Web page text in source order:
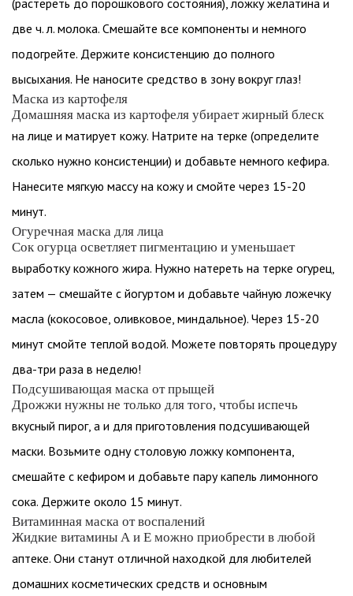
(растереть до порошкового состояния), ложку желатина и
две ч. л. молока. Смешайте все компоненты и немного
подогрейте. Держите консистенцию до полного
высыхания. Не наносите средство в зону вокруг глаз!
Маска из картофеля
Домашняя маска из картофеля убирает жирный блеск
на лице и матирует кожу. Натрите на терке (определите
сколько нужно консистенции) и добавьте немного кефира.
Нанесите мягкую массу на кожу и смойте через 15-20
минут.
Огуречная маска для лица
Сок огурца осветляет пигментацию и уменьшает
выработку кожного жира. Нужно натереть на терке огурец,
затем — смешайте с йогуртом и добавьте чайную ложечку
масла (кокосовое, оливковое, миндальное). Через 15-20
минут смойте теплой водой. Можете повторять процедуру
два-три раза в неделю!
Подсушивающая маска от прыщей
Дрожжи нужны не только для того, чтобы испечь
вкусный пирог, а и для приготовления подсушивающей
маски. Возьмите одну столовую ложку компонента,
смешайте с кефиром и добавьте пару капель лимонного
сока. Держите около 15 минут.
Витаминная маска от воспалений
Жидкие витамины А и Е можно приобрести в любой
аптеке. Они станут отличной находкой для любителей
домашних косметических средств и основным